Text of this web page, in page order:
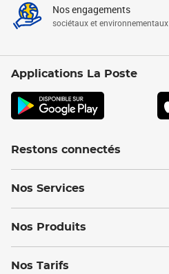
Nos engagements
sociétaux et environnementaux
Applications La Poste
Restons connectés
Nos Services
Nos Produits
Nos Tarifs